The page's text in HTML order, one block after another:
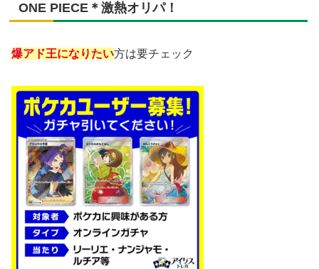
ONE PIECE＊激熱オリパ！
爆アド王になりたい方は要チェック